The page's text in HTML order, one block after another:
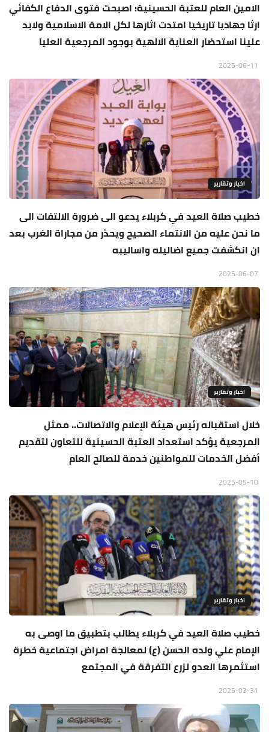
الامين العام للعتبة الحسينية: اصبحت فتوى الدفاع الكفائي
ارثا جهاديا تاريخيا امتدت اثارها لكل الامة الاسلامية ولابد
علينا استحضار العناية الالهية بوجود المرجعية العليا
اخبار وتقارير
خطيب صلاة العيد في كربلاء يدعو الى ضرورة الالتفات الى
ما نحن عليه من الانتماء الصحيح ويحذر من مجاراة الغرب بعد
ان انكشفت جميع اضاليله واساليبه
اخبار وتقارير
خلال استقباله رئيس هيئة الإعلام والاتصالات.. ممثل
المرجعية يؤكد استعداد العتبة الحسينية للتعاون لتقديم
أفضل الخدمات للمواطنين خدمة للصالح العام
اخبار وتقارير
خطيب صلاة العيد في كربلاء يطالب بتطبيق ما اوصى به
الإمام علي ولده الحسن (ع) لمعالجة امراض اجتماعية خطرة
استثمرها العدو لزرع التفرقة في المجتمع